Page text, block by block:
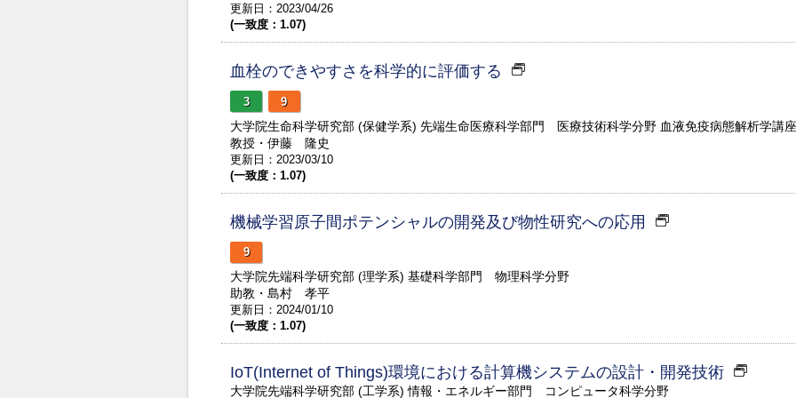
更新日：2023/04/26
(一致度：1.07)
血栓のできやすさを科学的に評価する
3 9
大学院生命科学研究部 (保健学系) 先端生命医療科学部門 医療技術科学分野 血液免疫病態解析学講座
教授・伊藤 隆史
更新日：2023/03/10
(一致度：1.07)
機械学習原子間ポテンシャルの開発及び物性研究への応用
9
大学院先端科学研究部 (理学系) 基礎科学部門 物理科学分野
助教・島村 孝平
更新日：2024/01/10
(一致度：1.07)
IoT(Internet of Things)環境における計算機システムの設計・開発技術
大学院先端科学研究部 (工学系) 情報・エネルギー部門 コンピュータ科学分野